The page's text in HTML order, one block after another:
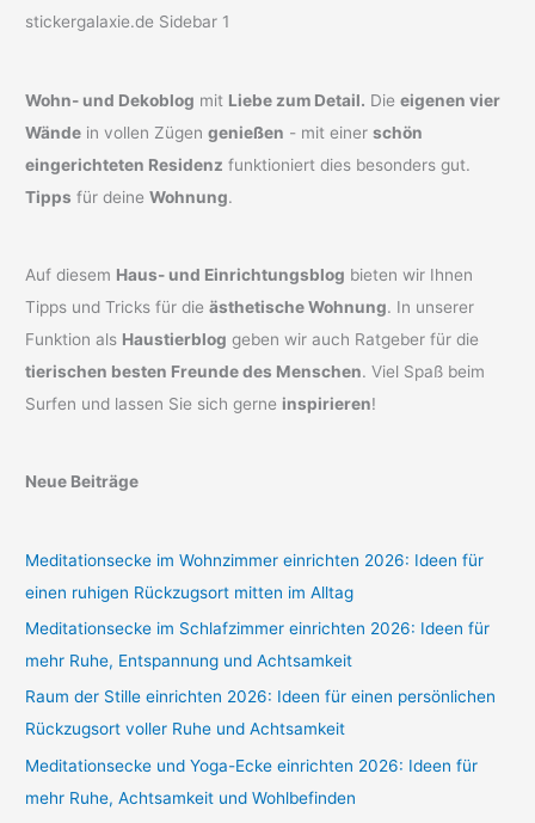
Wohn- und Dekoblog mit Liebe zum Detail. Dieeigenen vier
Wände in vollen Zügengenießen - mit einerschön
eingerichteten Residenz funktioniert dies besonders gut.
Tipps für deineWohnung.
Auf diesem Haus- und Einrichtungsblog bieten wir Ihnen
Tipps und Tricks für dieästhetische Wohnung. In unserer
Funktion als Haustierblog geben wir auch Ratgeber für die
tierischen besten Freunde des Menschen. Viel Spaß beim
Surfen und lassen Sie sich gerne inspirieren!
Neue Beiträge
Meditationsecke im Wohnzimmer einrichten 2026: Ideen für
einen ruhigen Rückzugsort mitten im Alltag
Meditationsecke im Schlafzimmer einrichten 2026: Ideen für
mehr Ruhe, Entspannung und Achtsamkeit
Raum der Stille einrichten 2026: Ideen für einen persönlichen
Rückzugsort voller Ruhe und Achtsamkeit
Meditationsecke und Yoga-Ecke einrichten 2026: Ideen für
mehr Ruhe, Achtsamkeit und Wohlbefinden